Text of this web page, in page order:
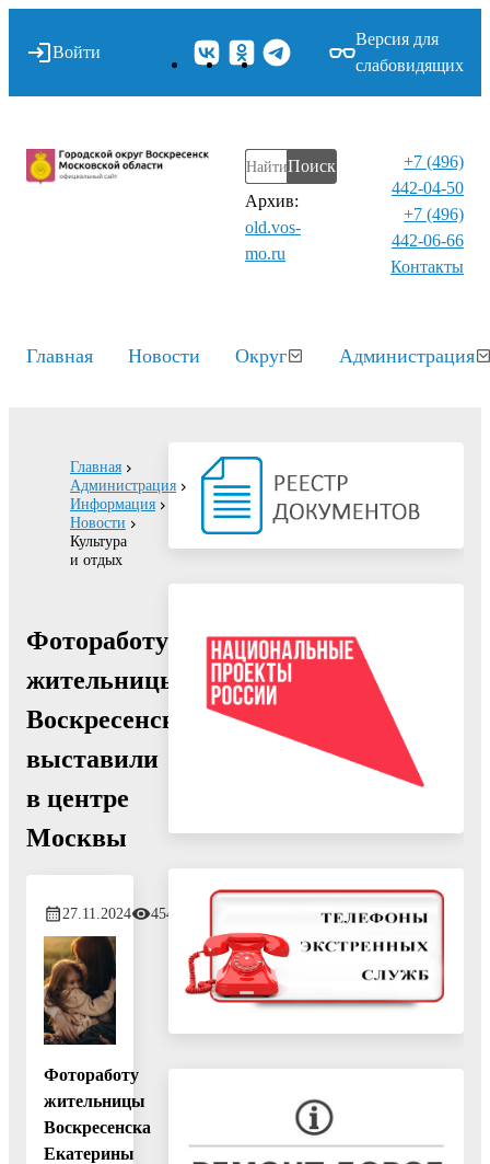
Войти
Версия для
слабовидящих
Поиск
Архив:
old.vos-
mo.ru
+7 (496)
442-04-50
+7 (496)
442-06-66
Контакты⁠
Главная Новости Округ Администрация
Главная
Администрация
Информация
Новости
Культура
и отдых
Фотоработу
жительницы
Воскресенска
выставили
в центре
Москвы
27.11.2024 454
Фотоработу
жительницы
Воскресенска
Екатерины